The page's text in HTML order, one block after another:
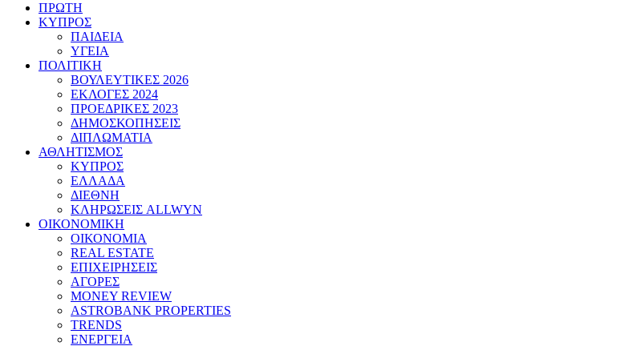
ΠΡΩΤΗ
ΚΥΠΡΟΣ
ΠΑΙΔΕΙΑ
ΥΓΕΙΑ
ΠΟΛΙΤΙΚΗ
ΒΟΥΛΕΥΤΙΚΕΣ 2026
ΕΚΛΟΓΕΣ 2024
ΠΡΟΕΔΡΙΚΕΣ 2023
ΔΗΜΟΣΚΟΠΗΣΕΙΣ
ΔΙΠΛΩΜΑΤΙΑ
ΑΘΛΗΤΙΣΜΟΣ
ΚΥΠΡΟΣ
ΕΛΛΑΔΑ
ΔΙΕΘΝΗ
ΚΛΗΡΩΣΕΙΣ ALLWYN
ΟΙΚΟΝΟΜΙΚΗ
ΟΙΚΟΝΟΜΙΑ
REAL ESTATE
ΕΠΙΧΕΙΡΗΣΕΙΣ
ΑΓΟΡΕΣ
MONEY REVIEW
ASTROBANK PROPERTIES
TRENDS
ΕΝΕΡΓΕΙΑ